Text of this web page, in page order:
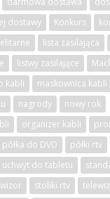
dostawy
Konkurs
lista zasilająca
listwy zasilające
kabli
maskownica kabli
nagrody
nowy rok
organizer kabli
półka do DVD półki rtv
do tabletu
stoliki rtv